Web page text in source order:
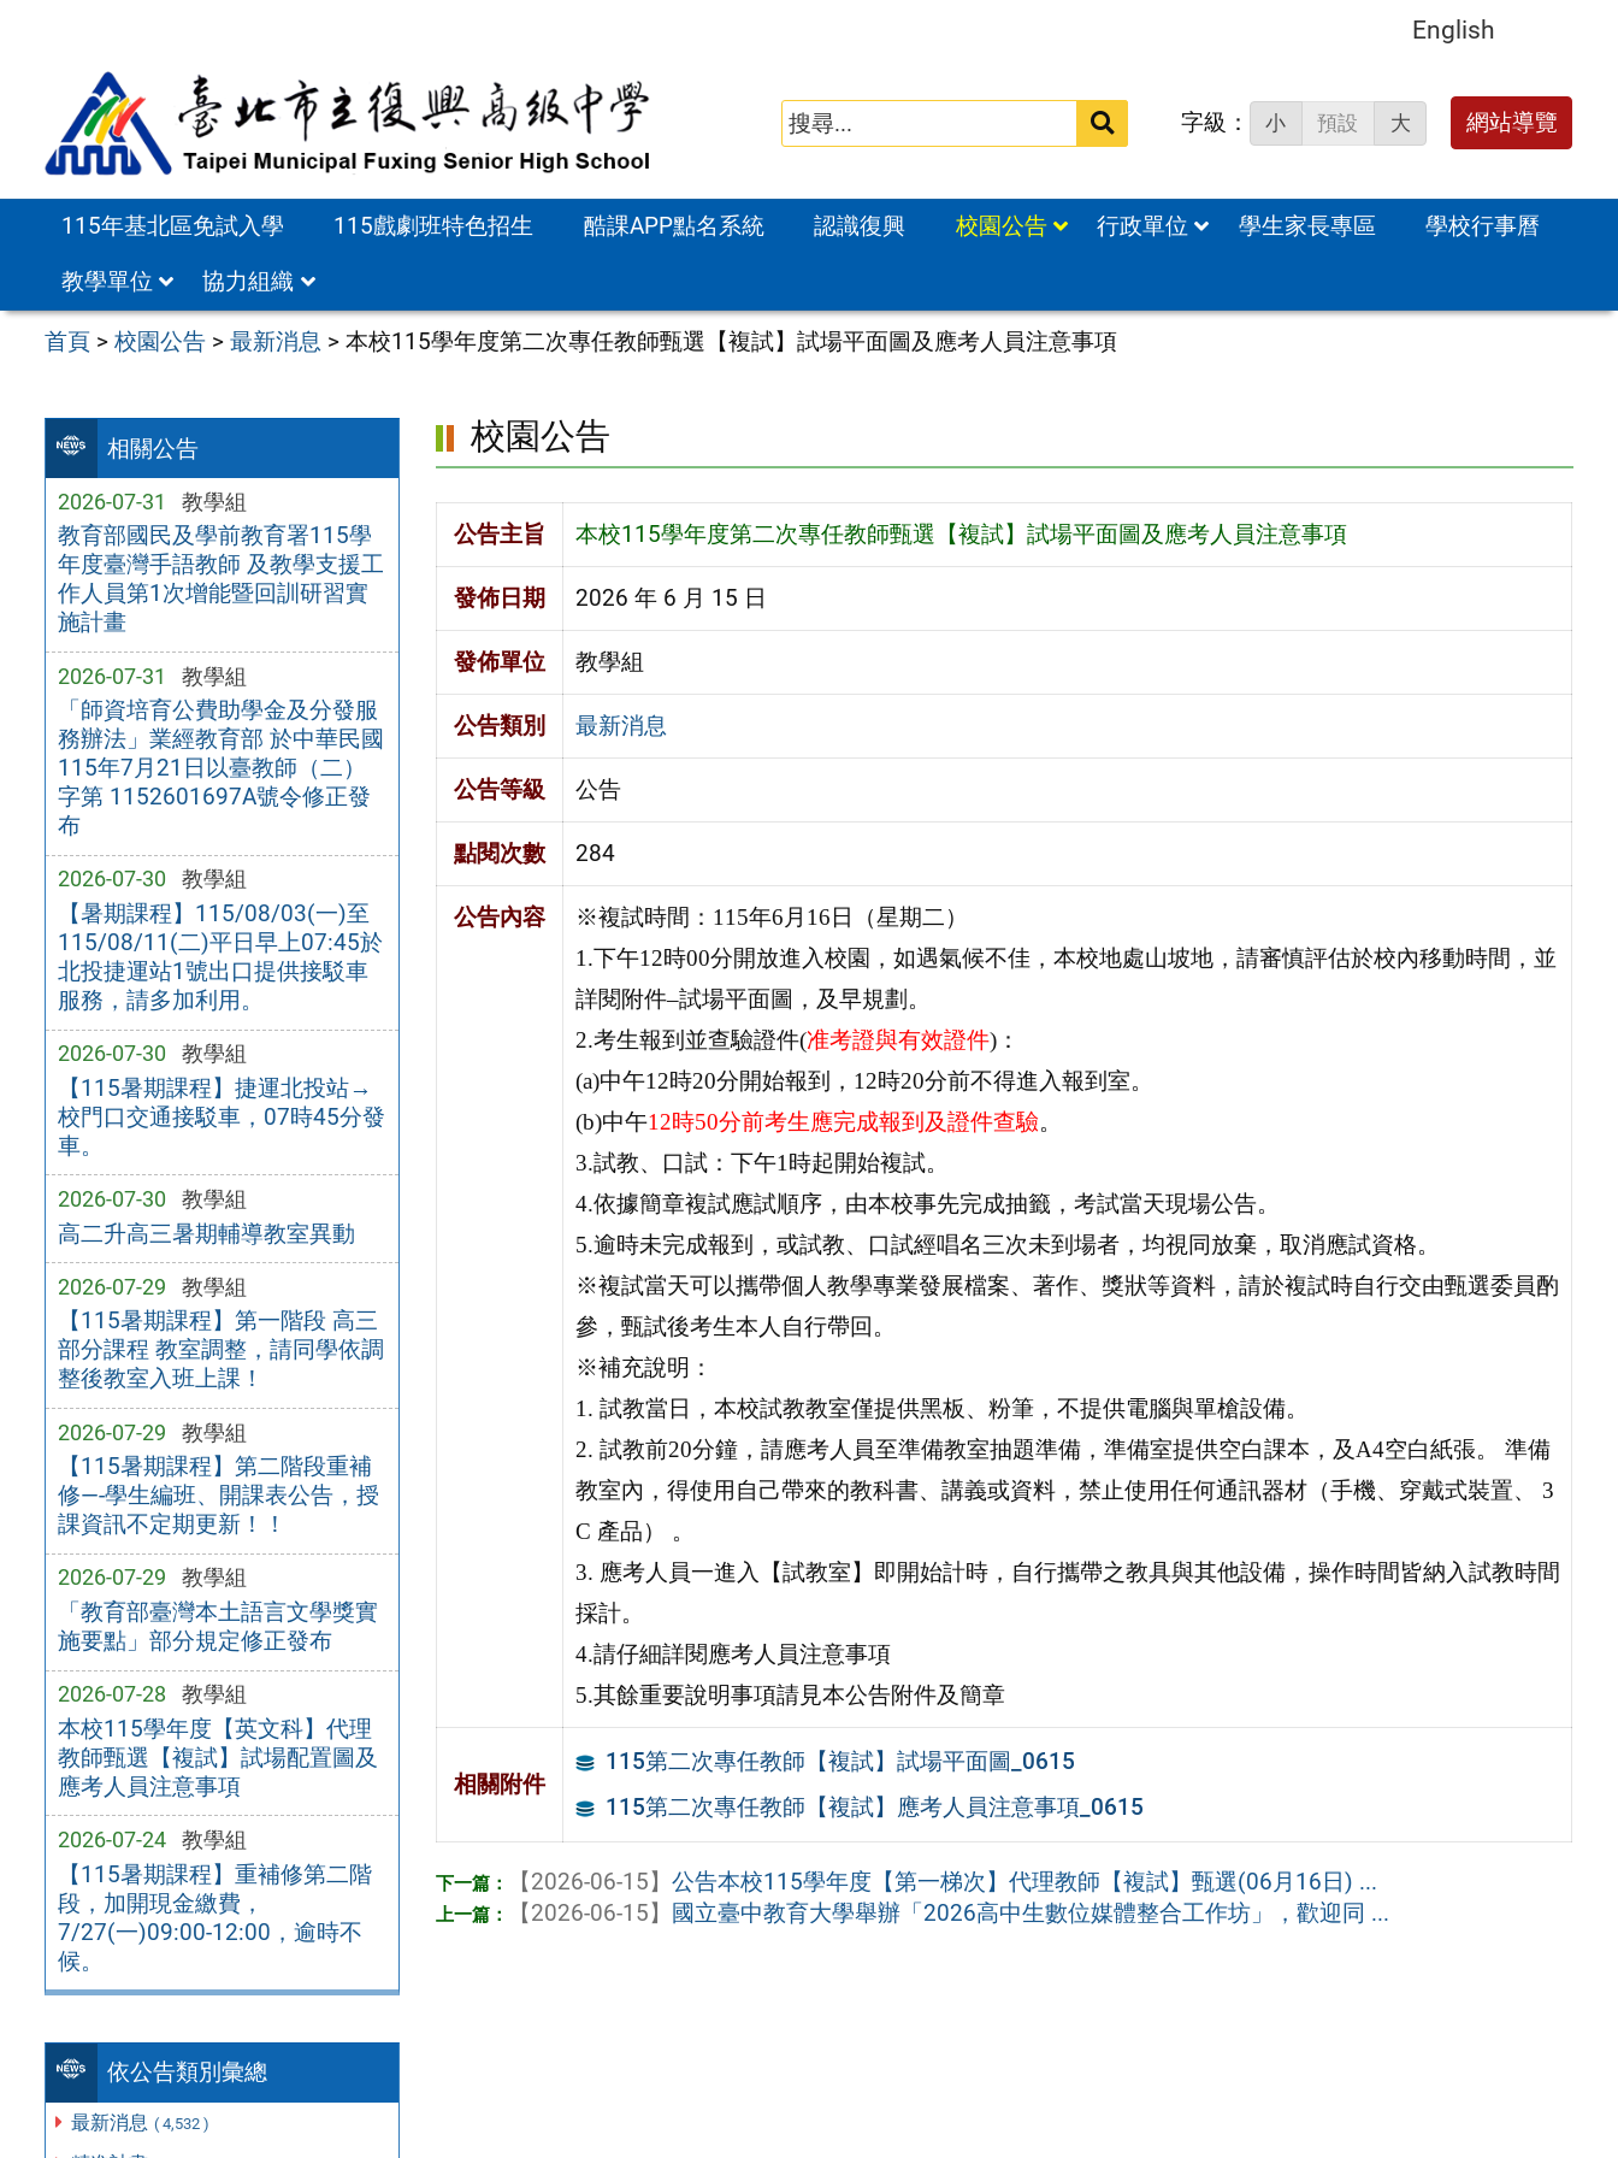
English
搜
字級： 小 預設 大 網站導覽
115年基北區免試入學 115戲劇班特色招生 酷課APP點名系統 認識復興 校園公告 行政單位 學生家長專區
學校行事曆
教學單位
協力組織
首頁 >校園公告 >最新消息 >本校115學年度第二次專任教師甄選【複試】試場平面圖及應考人員注意事項
相關公告
2026-07-31 教學組
教育部國民及學前教育署115學
年度臺灣手語教師 及教學支援工
作人員第1次增能暨回訓研習實
施計畫
2026-07-31 教學組
「師資培育公費助學金及分發服
務辦法」業經教育部 於中華民國
115年7月21日以臺教師（二）
字第 1152601697A號令修正發
布
2026-07-30 教學組
【暑期課程】115/08/03(一)至
115/08/11(二)平日早上07:45於
北投捷運站1號出口提供接駁車
服務，請多加利用。
2026-07-30 教學組
【115暑期課程】捷運北投站→
校門口交通接駁車，07時45分發
車。
2026-07-30 教學組
高二升高三暑期輔導教室異動
2026-07-29 教學組
【115暑期課程】第一階段 高三
部分課程 教室調整，請同學依調
整後教室入班上課！
2026-07-29 教學組
【115暑期課程】第二階段重補
修—-學生編班、開課表公告，授
課資訊不定期更新！！
2026-07-29 教學組
「教育部臺灣本土語言文學獎實
施要點」部分規定修正發布
2026-07-28 教學組
本校115學年度【英文科】代理
教師甄選【複試】試場配置圖及
應考人員注意事項
2026-07-24 教學組
【115暑期課程】重補修第二階
段，加開現金繳費，
7/27(一)09:00-12:00，逾時不
候。
依公告類別彙總
最新消息 ( 4,532 )
校園公告
公告主旨 本校115學年度第二次專任教師甄選【複試】試場平面圖及應考人員注意事項
發佈日期 2026 年 6 月 15 日
發佈單位 教學組
公告類別 最新消息
公告等級 公告
點閱次數 284
公告內容
※複試時間：115年6月16日（星期二）
1.下午12時00分開放進入校園，如遇氣候不佳，本校地處山坡地，請審慎評估於校內移動時間，並
詳閱附件–試場平面圖，及早規劃。
2.考生報到並查驗證件(准考證與有效證件)：
(a)中午12時20分開始報到，12時20分前不得進入報到室。
(b)中午12時50分前考生應完成報到及證件查驗。
3.試教、口試：下午1時起開始複試。
4.依據簡章複試應試順序，由本校事先完成抽籤，考試當天現場公告。
5.逾時未完成報到，或試教、口試經唱名三次未到場者，均視同放棄，取消應試資格。
※複試當天可以攜帶個人教學專業發展檔案、著作、獎狀等資料，請於複試時自行交由甄選委員酌
參，甄試後考生本人自行帶回。
※補充說明：
1. 試教當日，本校試教教室僅提供黑板、粉筆，不提供電腦與單槍設備。
2. 試教前20分鐘，請應考人員至準備教室抽題準備，準備室提供空白課本，及A4空白紙張。 準備
教室內，得使用自己帶來的教科書、講義或資料，禁止使用任何通訊器材（手機、穿戴式裝置、 3
C 產品） 。
3. 應考人員一進入【試教室】即開始計時，自行攜帶之教具與其他設備，操作時間皆納入試教時間
採計。
4.請仔細詳閱應考人員注意事項
5.其餘重要說明事項請見本公告附件及簡章
相關附件
115第二次專任教師【複試】試場平面圖_0615
115第二次專任教師【複試】應考人員注意事項_0615
【2026-06-15】公告本校115學年度【第一梯次】代理教師【複試】甄選(06月16日) ...
【2026-06-15】 國立臺中教育大學舉辦「2026高中生數位媒體整合工作坊」，歡迎同 ...